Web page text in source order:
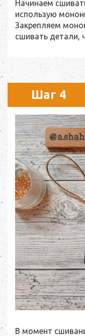
Начинаем
использую
Закрепляем
сшивать детали,
Шаг 4
В момент